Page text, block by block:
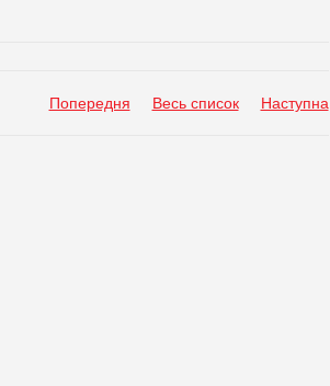
Попередня Весь список Наступна